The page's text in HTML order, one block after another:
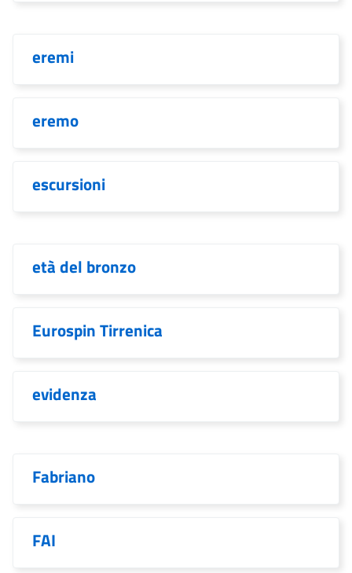
eremi
eremo
escursioni
età del bronzo
Eurospin Tirrenica
evidenza
Fabriano
FAI